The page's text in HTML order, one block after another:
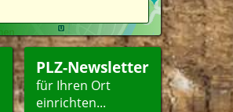
PLZ-Newsletter
für Ihren Ort
einrichten...